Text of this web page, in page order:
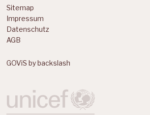
Sitemap
Impressum
Datenschutz
AGB
GOViS bybackslash
LABELS